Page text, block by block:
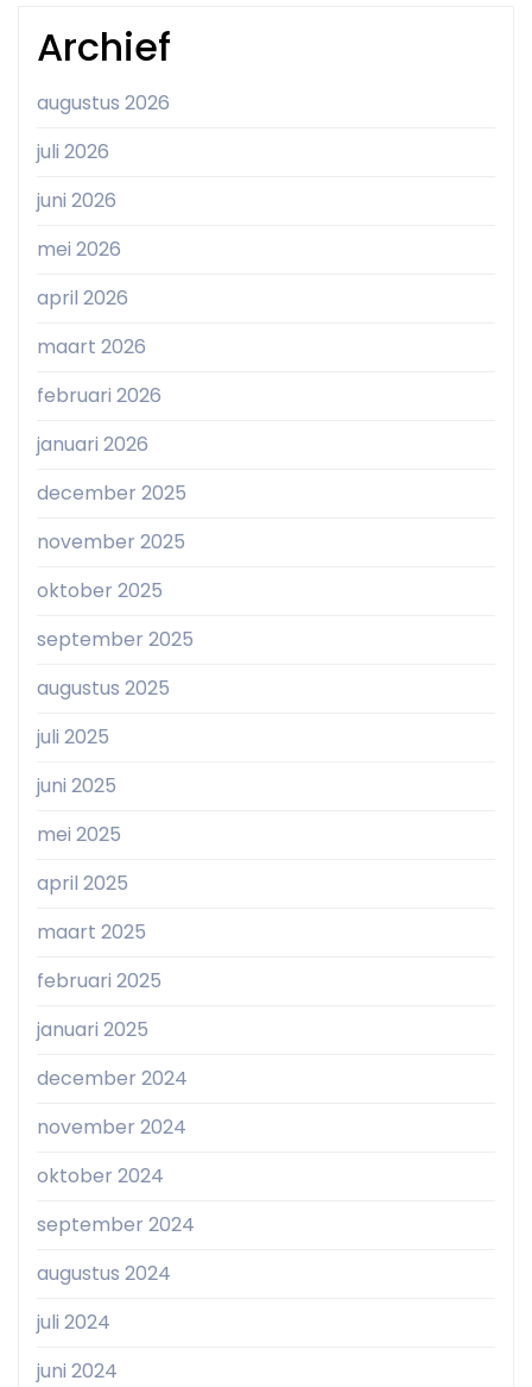
Archief
augustus 2026
juli 2026
juni 2026
mei 2026
april 2026
maart 2026
februari 2026
januari 2026
december 2025
november 2025
oktober 2025
september 2025
augustus 2025
juli 2025
juni 2025
mei 2025
april 2025
maart 2025
februari 2025
januari 2025
december 2024
november 2024
oktober 2024
september 2024
augustus 2024
juli 2024
juni 2024